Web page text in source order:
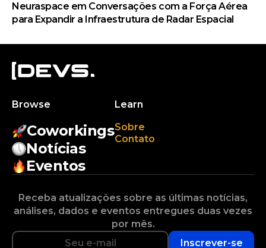
Neuraspace em Conversações com a Força Aérea
para Expandir a Infraestrutura de Radar Espacial
Browse
Coworkings
Notícias
Eventos
Learn
Sobre
Contato
Receba atualizações sobre as últimas notícias,
análises, dados e eventos entregues duas vezes
por mês.
Inscrever-se